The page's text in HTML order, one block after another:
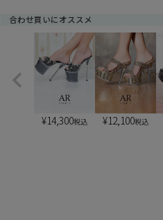
合わせ買いにオススメ
¥14,300税込 ¥12,100税込